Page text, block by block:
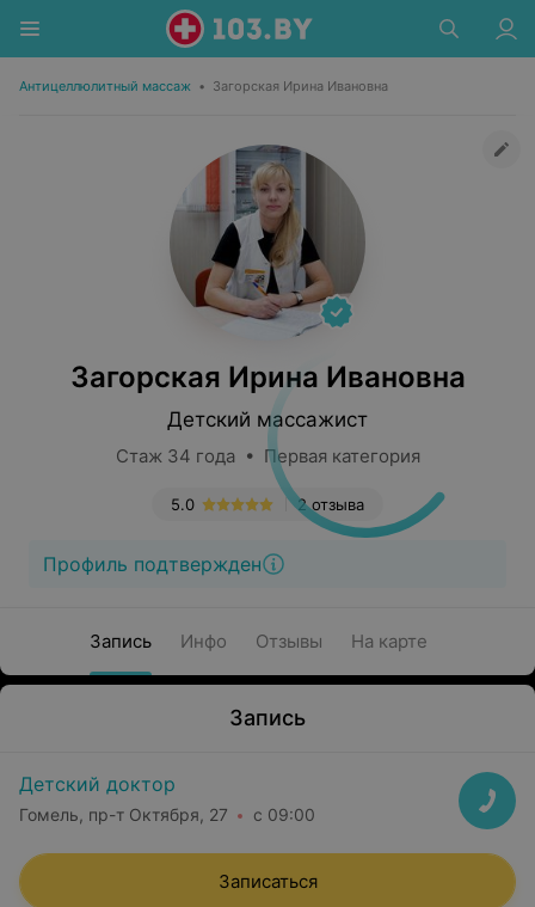
Антицеллюлитный массаж • Загорская Ирина Ивановна
Загорская Ирина Ивановна
Детский массажист
Стаж 34 года • Первая категория
2 отзыва
5.0
Профиль подтвержден
Запись Инфо Отзывы На карте
Запись
Детский доктор
Гомель, пр-т Октября, 27 с 09:00
Записаться